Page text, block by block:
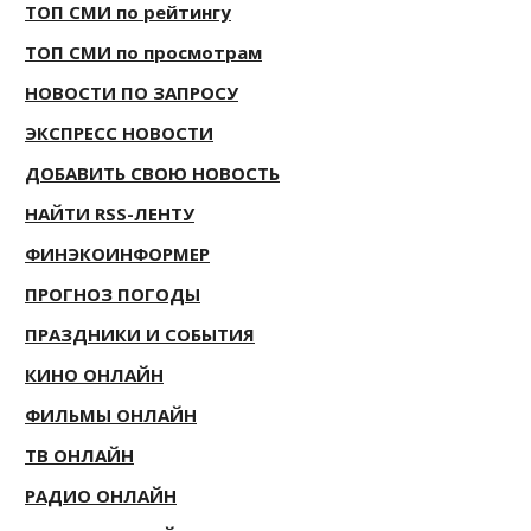
ТОП СМИ по рейтингу
ТОП СМИ по просмотрам
НОВОСТИ ПО ЗАПРОСУ
ЭКСПРЕСС НОВОСТИ
ДОБАВИТЬ СВОЮ НОВОСТЬ
НАЙТИ RSS-ЛЕНТУ
ФИНЭКОИНФОРМЕР
ПРОГНОЗ ПОГОДЫ
ПРАЗДНИКИ И СОБЫТИЯ
КИНО ОНЛАЙН
ФИЛЬМЫ ОНЛАЙН
ТВ ОНЛАЙН
РАДИО ОНЛАЙН